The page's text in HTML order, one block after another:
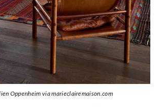
Oppenheim via marieclairemaison.com